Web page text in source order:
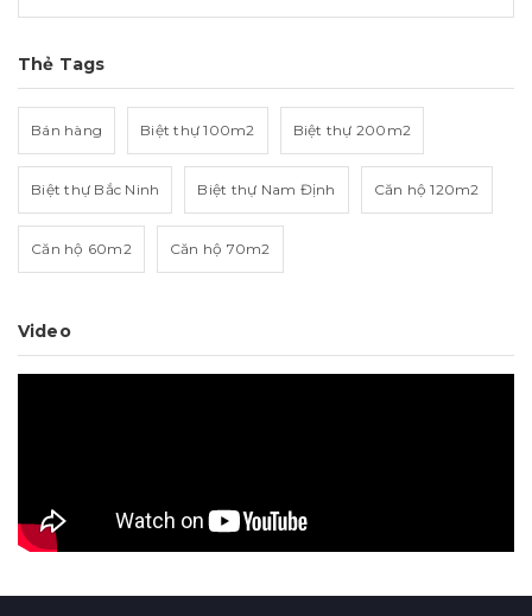
Thẻ Tags
Bán hàng Biệt thự 100m2 Biệt thự 200m2
Biệt thự Bắc Ninh Biệt thự Nam Định Căn hộ 120m2
Căn hộ 60m2 Căn hộ 70m2
Video